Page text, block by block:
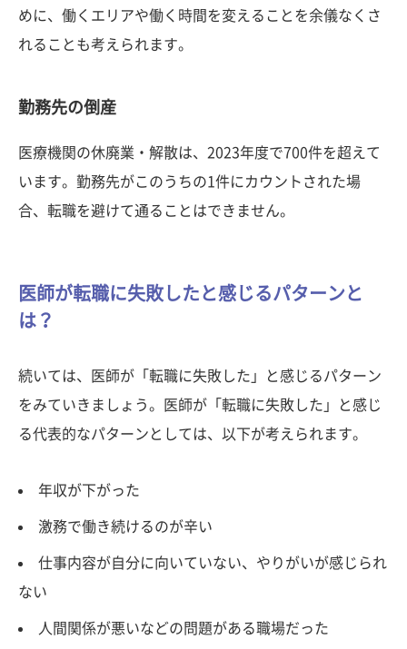
めに、働くエリアや働く時間を変えることを余儀なくさ
れることも考えられます。
勤務先の倒産
医療機関の休廃業・解散は、2023年度で700件を超えて
います。勤務先がこのうちの1件にカウントされた場
合、転職を避けて通ることはできません。
医師が転職に失敗したと感じるパターンと
は？
続いては、医師が「転職に失敗した」と感じるパターン
をみていきましょう。医師が「転職に失敗した」と感じ
る代表的なパターンとしては、以下が考えられます。
年収が下がった
激務で働き続けるのが辛い
仕事内容が自分に向いていない、やりがいが感じられ
ない
人間関係が悪いなどの問題がある職場だった